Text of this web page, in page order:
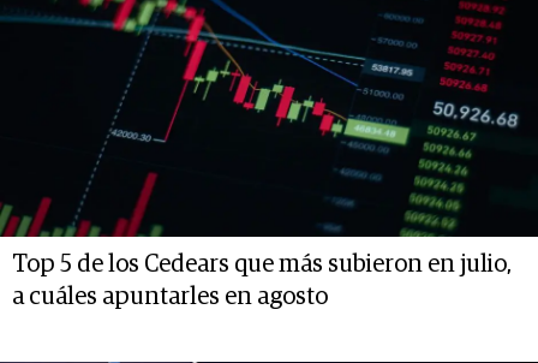
Top 5 de los Cedears que más subieron en julio,
a cuáles apuntarles en agosto